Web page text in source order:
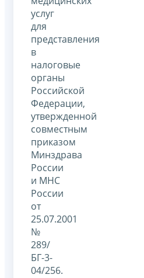
услуг
для
представления
в
налоговые
органы
Российской
Федерации,
утвержденной
совместным
приказом
Минздрава
России
и МНС
России
от
25.07.2001
№
289/
БГ-3-
04/256.